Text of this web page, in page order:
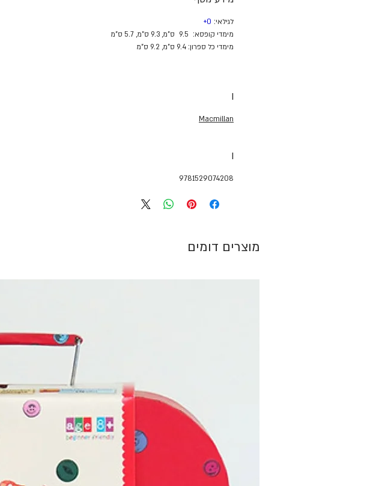
לגילאי: 0+
מימדי קופסא:
ס"מ, 9.3 ס"מ, 5.7 ס"מ
מימדי כל ספרון: 9.4 ס"מ, 9.2 ס"מ
I
Macmillan
I
9781529074208
מוצרים דומים